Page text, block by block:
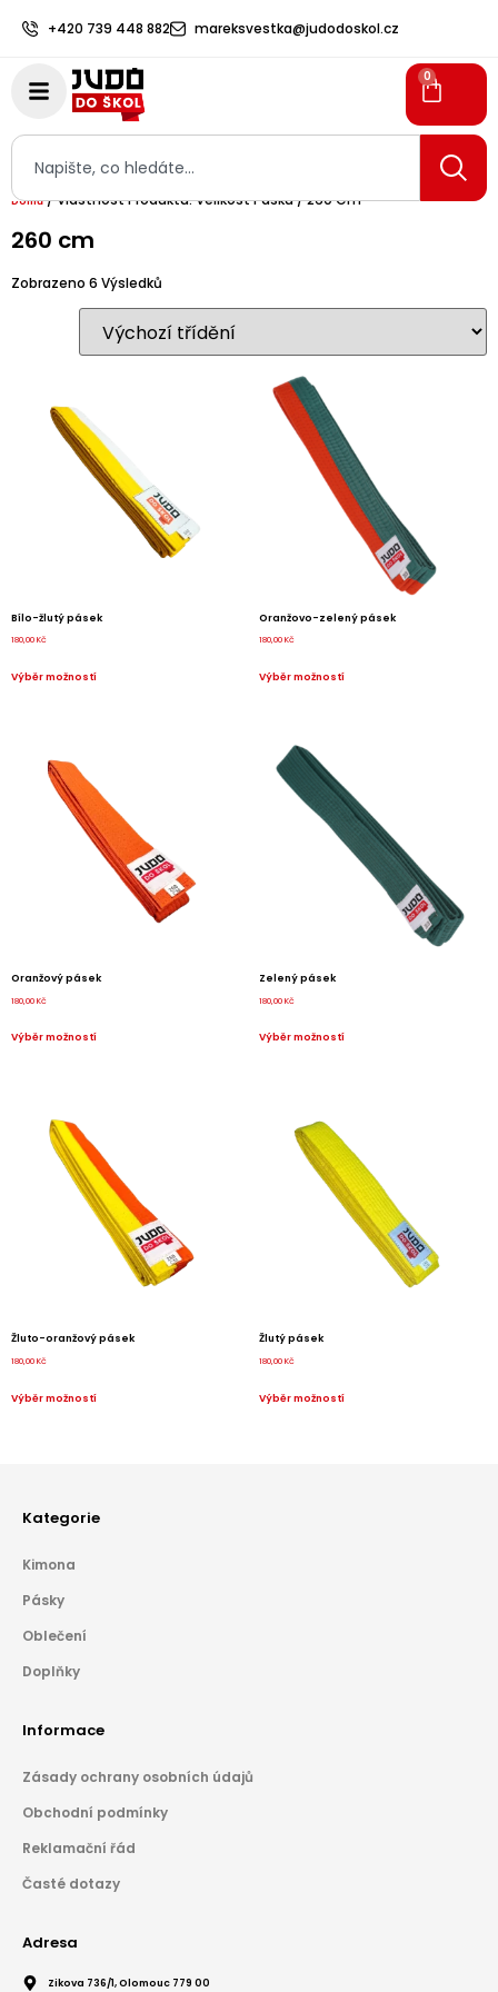
+420 739 448 882 mareksvestka@judodoskol.cz
0
Domů/ Vlastnost Produktu: Velikost Pásku / 260 Cm
260 cm
Zobrazeno 6 Výsledků
Bílo-žlutý pásek
180,00Kč
Výběr možností
Oranžovo-zelený pásek
180,00Kč
Výběr možností
Oranžový pásek
180,00Kč
Výběr možností
Zelený pásek
180,00Kč
Výběr možností
Žluto-oranžový pásek
180,00Kč
Výběr možností
Žlutý pásek
180,00Kč
Výběr možností
Kategorie
Kimona
Pásky
Oblečení
Doplňky
Informace
Zásady ochrany osobních údajů
Obchodní podmínky
Reklamační řád
Časté dotazy
Adresa
Zikova 736/1, Olomouc 779 00